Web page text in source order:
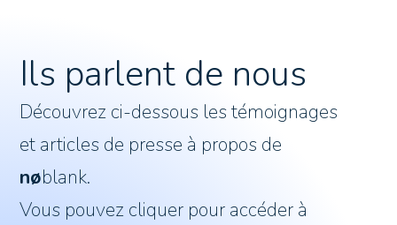
Ils parlent de nous
Découvrez ci-dessous les témoignages
et articles de presse à propos de
nøblank.
Vous pouvez cliquer pour accéder à